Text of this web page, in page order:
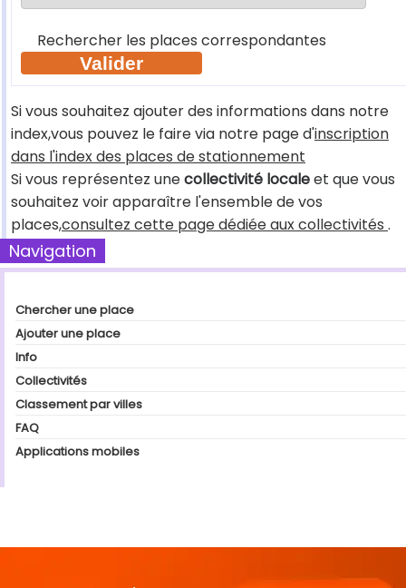
Rechercher les places correspondantes
Si vous souhaitez ajouter des informations dans notre
index,vous pouvez le faire via notre page d'inscription
dans l'index des places de stationnement
Si vous représentez unecollectivité localeet que vous
souhaitez voir apparaître l'ensemble de vos
places,consultez cette page dédiée aux collectivités .
Navigation
Chercher une place
Ajouter une place
Info
Collectivités
Classement par villes
FAQ
Applications mobiles